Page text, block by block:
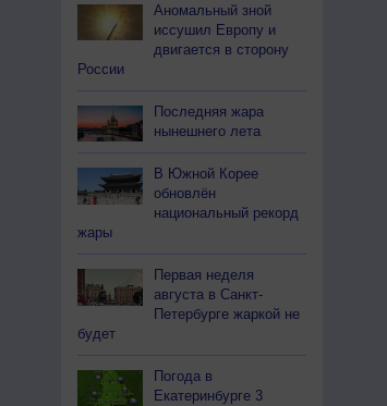
Аномальный зной
иссушил Европу и
двигается в сторону
России
Последняя жара
нынешнего лета
В Южной Корее
обновлён
национальный рекорд
жары
Первая неделя
августа в Санкт-
Петербурге жаркой не
будет
Погода в
Екатеринбурге 3